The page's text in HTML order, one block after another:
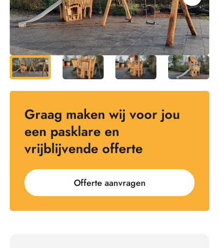
Graag maken wij voor jou
een pasklare en
vrijblijvende offerte
Offerte aanvragen